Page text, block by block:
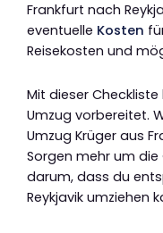
Frankfurt nach
eventuelle Kosten
Reisekosten und
Mit dieser
Umzug vorbereitet.
Umzug Krüger aus
Sorgen mehr um
darum, dass du
Reykjavik umziehen